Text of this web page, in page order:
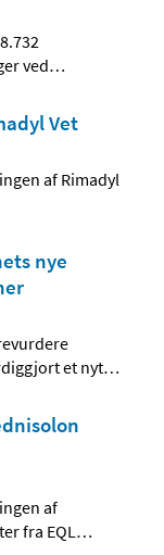
ved…
Vet
af Rimadyl
nye
et nyt…
af
fra EQL…